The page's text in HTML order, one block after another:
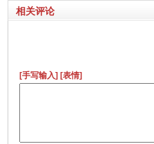
相关评论
[手写输入] [表情]